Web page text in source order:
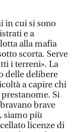
in cui si sono
e a
alla mafia
scorta. Serve
i terreni». La
delle delibere
a capire chi
Si
brave
siamo più
licenze di